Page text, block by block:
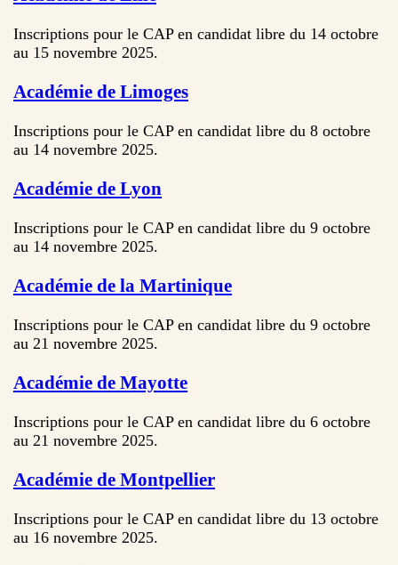
Inscriptions pour le CAP en candidat libre du 14 octobre
au 15 novembre 2025.
Académie de Limoges
Inscriptions pour le CAP en candidat libre du 8 octobre
au 14 novembre 2025.
Académie de Lyon
Inscriptions pour le CAP en candidat libre du 9 octobre
au 14 novembre 2025.
Académie de la Martinique
Inscriptions pour le CAP en candidat libre du 9 octobre
au 21 novembre 2025.
Académie de Mayotte
Inscriptions pour le CAP en candidat libre du 6 octobre
au 21 novembre 2025.
Académie de Montpellier
Inscriptions pour le CAP en candidat libre du 13 octobre
au 16 novembre 2025.